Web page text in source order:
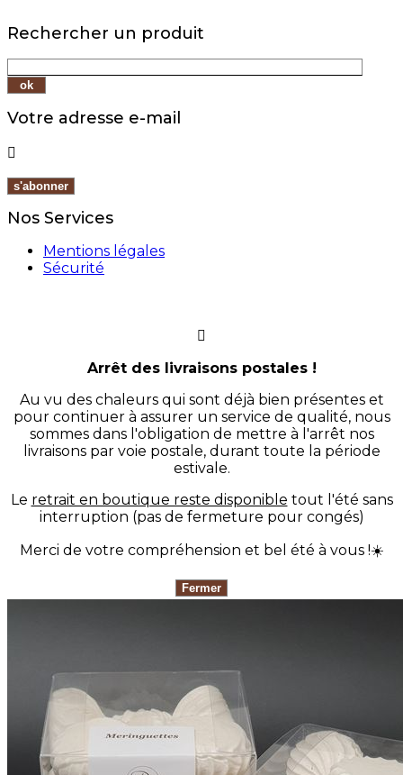
Rechercher un produit
Votre adresse e-mail

Nos Services
Mentions légales
Sécurité
Arrêt des livraisons postales !
Au vu des chaleurs qui sont déjà bien présentes et
pour continuer à assurer un service de qualité, nous
sommes dans l'obligation de mettre à l'arrêt nos
livraisons par voie postale, durant toute la période
estivale.
Le retrait en boutique reste disponible tout l'été sans
interruption (pas de fermeture pour congés)
Merci de votre compréhension et bel été à vous !☀️